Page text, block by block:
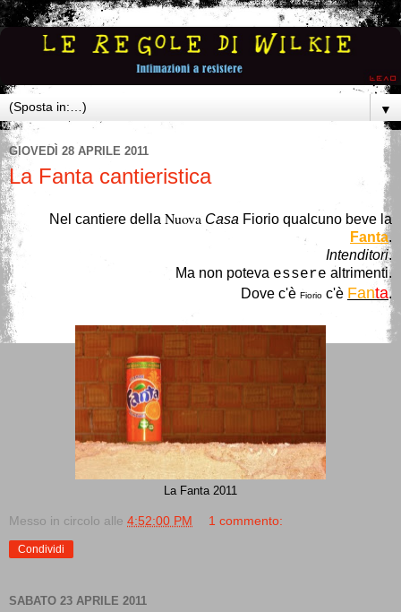
▼
GIOVEDÌ 28 APRILE 2011
La Fanta cantieristica
Nel cantiere della Nuova Casa Fiorio qualcuno beve la
Fanta.
Intenditori.
Ma non poteva essere altrimenti.
Dove c'è Fiorio c'è Fanta.
La Fanta 2011
Messo in circolo alle 4:52:00 PM 1 commento:
Condividi
SABATO 23 APRILE 2011